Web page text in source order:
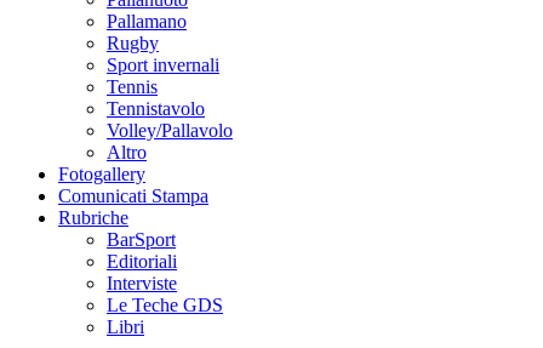
Pallamano
Rugby
Sport invernali
Tennis
Tennistavolo
Volley/Pallavolo
Altro
Fotogallery
Comunicati Stampa
Rubriche
BarSport
Editoriali
Interviste
Le Teche GDS
Libri